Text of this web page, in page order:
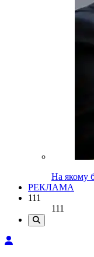
На якому
РЕКЛАМА
111
111